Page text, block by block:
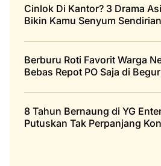
Cinlok Di Kantor? 3 Drama
Bikin Kamu Senyum Sendirian
Berburu Roti Favorit Warga
Bebas Repot PO Saja di
8 Tahun Bernaung di YG
Putuskan Tak Perpanjang